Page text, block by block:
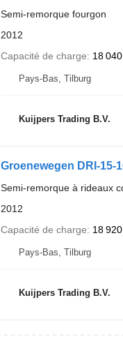
Semi-remorque fourgon
2012
Capacité de charge
18
Pays-Bas, Tilburg
Kuijpers Trading B.V.
Groenewegen DRI-15-
Semi-remorque à rideaux
2012
Capacité de charge
18
Pays-Bas, Tilburg
Kuijpers Trading B.V.